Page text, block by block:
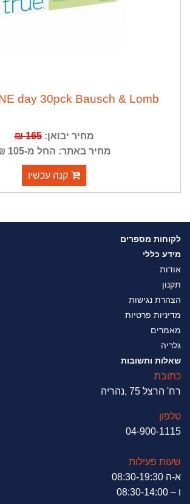
day 30pck Bausch & Lomb
מחיר יבואן:165 ₪
מחיר באתר: החל מ-105 ₪
קנה עכשיו
לקוחות מספרים
מידע כללי
אודות
תקנון
הצהרת נגישות
מדיניות פרטיות
מאמרים
גלריה
שאלות ותשובות
כתובת
רח' הרצל 75 ,נהריה
טלפון
04-900-1115
שעות פעילות
א-ה 08:30-19:30
ו – 08:30-14:00